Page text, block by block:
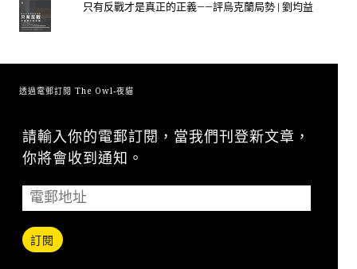
只有反戰才是真正的正義——評烏克蘭局勢 | 劉均益
透過電郵訂閱 The Owl-夜貓
請輸入你的電郵訂閱，當我們刊登新文章，
你將會收到通知。
訂閱